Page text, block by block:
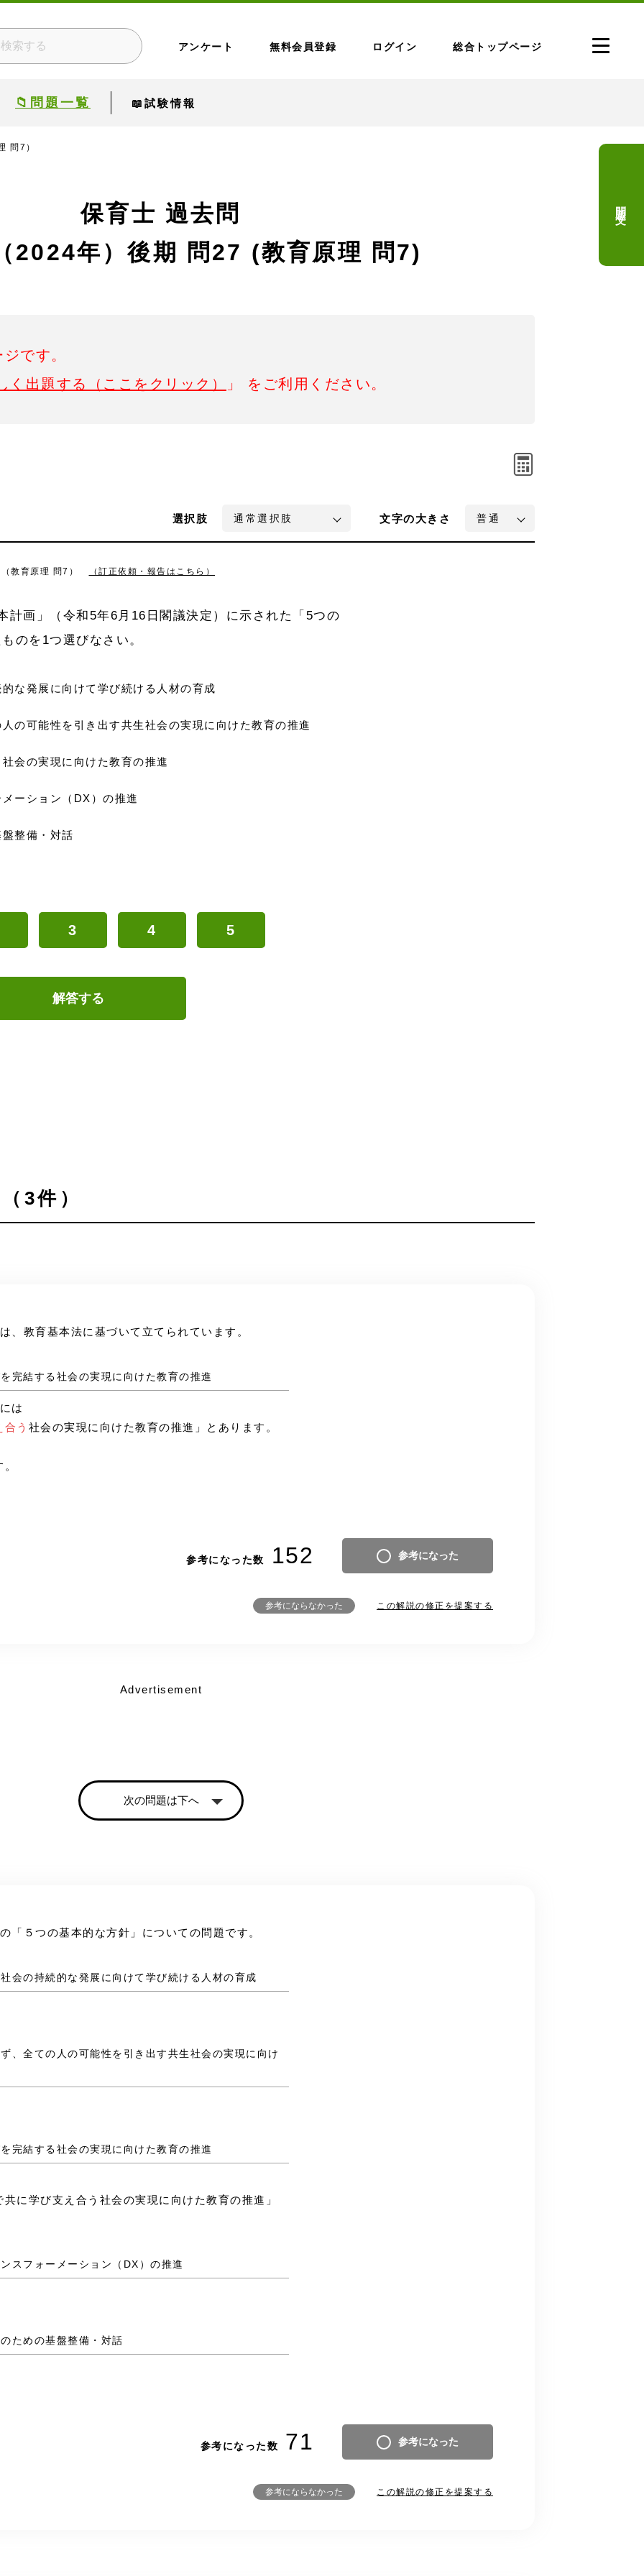
アンケート 無料会員登録 ログイン 総合トップページ
📁問題一覧 📖試験情報
問7）
保育士 過去問
2024年）後期
問27 (教育原理 問7)
です。
く出題する（ここをクリック）
」 をご利用ください。
選択肢 文字の大きさ
教育原理 問7） （訂正依頼・報告はこちら）
計画」（令和5年6月16日閣議決定）に示された「5つの
のを1つ選びなさい。
な発展に向けて学び続ける人材の育成
の可能性を引き出す共生社会の実現に向けた教育の推進
会の実現に向けた教育の推進
ーション（DX）の推進
整備・対話
3 4 5
解答する
3件）
、教育基本法に基づいて立てられています。
完結する社会の実現に向けた教育の推進
は
う 社会の実現に向けた教育の推進」とあります。
参考になった数 152 参考になった
参考にならなかった この解説の修正を提案する
Advertisement
次の問題は下へ
「５つの基本的な方針」についての問題です。
会の持続的な発展に向けて学び続ける人材の育成
、全ての人の可能性を引き出す共生社会の実現に向け
完結する社会の実現に向けた教育の推進
に学び支え合う社会の実現に向けた教育の推進」
スフォーメーション（DX）の推進
ための基盤整備・対話
参考になった数 71 参考になった
参考にならなかった この解説の修正を提案する